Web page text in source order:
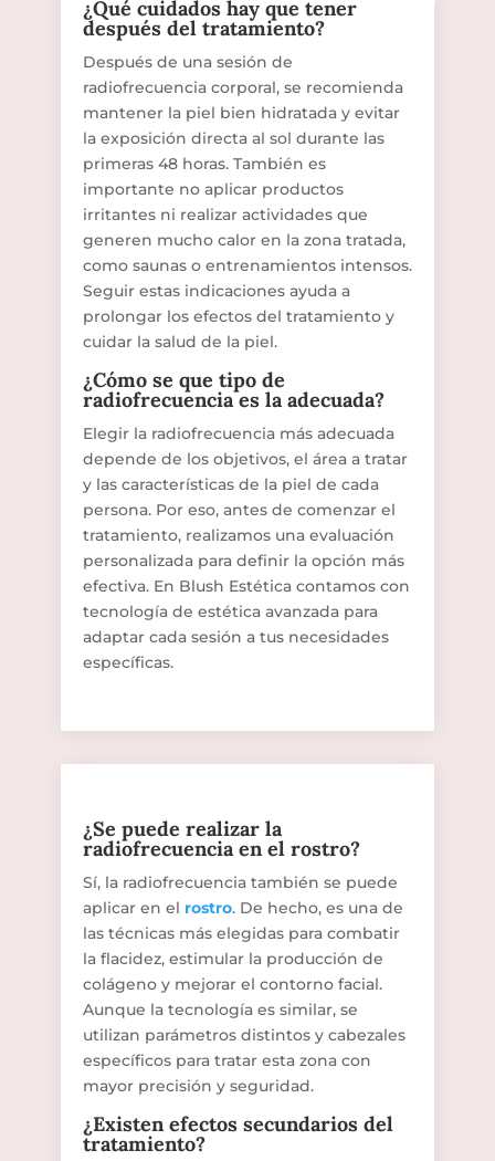
¿Qué cuidados hay que tener
después del tratamiento?
Después de una sesión de
radiofrecuencia corporal, se recomienda
mantener la piel bien hidratada y evitar
la exposición directa al sol durante las
primeras 48 horas. También es
importante no aplicar productos
irritantes ni realizar actividades que
generen mucho calor en la zona tratada,
como saunas o entrenamientos intensos.
Seguir estas indicaciones ayuda a
prolongar los efectos del tratamiento y
cuidar la salud de la piel.
¿Cómo se que tipo de
radiofrecuencia es la adecuada?
Elegir la radiofrecuencia más adecuada
depende de los objetivos, el área a tratar
y las características de la piel de cada
persona. Por eso, antes de comenzar el
tratamiento, realizamos una evaluación
personalizada para definir la opción más
efectiva. En Blush Estética contamos con
tecnología de estética avanzada para
adaptar cada sesión a tus necesidades
específicas.
¿Se puede realizar la
radiofrecuencia en el rostro?
Sí, la radiofrecuencia también se puede
aplicar en el rostro. De hecho, es una de
las técnicas más elegidas para combatir
la flacidez, estimular la producción de
colágeno y mejorar el contorno facial.
Aunque la tecnología es similar, se
utilizan parámetros distintos y cabezales
específicos para tratar esta zona con
mayor precisión y seguridad.
¿Existen efectos secundarios del
tratamiento?